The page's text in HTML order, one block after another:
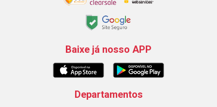
Baixe já nosso APP
Departamentos